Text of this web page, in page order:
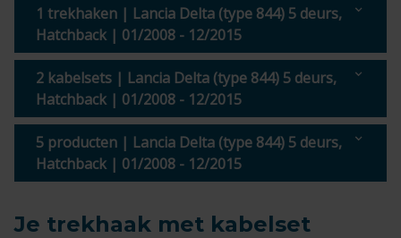
1 trekhaken | Lancia Delta (type 844) 5 deurs,
Hatchback | 01/2008 - 12/2015
2 kabelsets | Lancia Delta (type 844) 5 deurs,
Hatchback | 01/2008 - 12/2015
5 producten | Lancia Delta (type 844) 5 deurs,
Hatchback | 01/2008 - 12/2015
Je trekhaak met kabelset